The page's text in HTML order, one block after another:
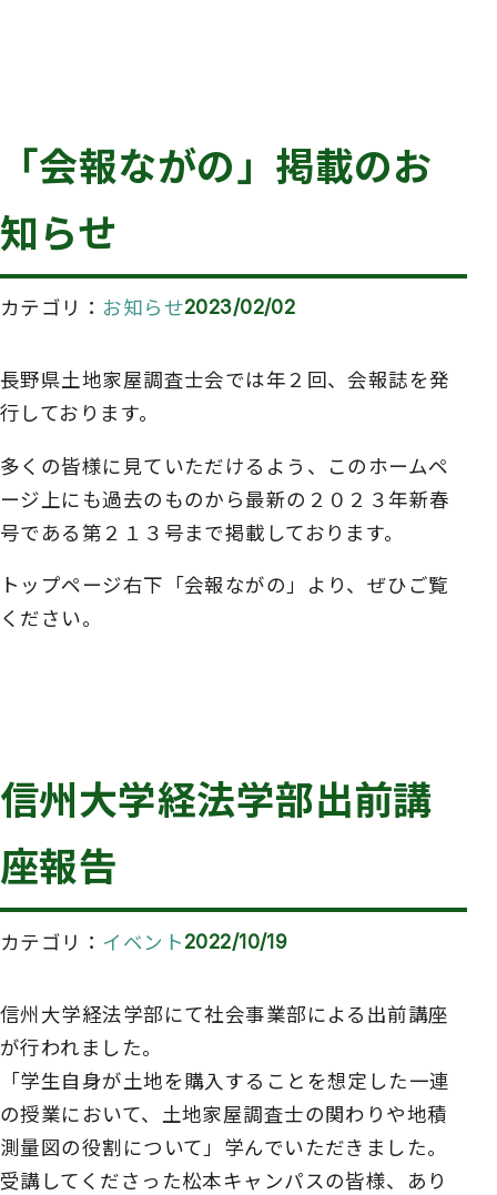
「会報ながの」掲載のお
知らせ
カテゴリ お知らせ2023/02/02
長野県土地家屋調査士会では年２回、会報誌を発
行しております。
多くの皆様に見ていただけるよう、このホームペ
ージ上にも過去のものから最新の２０２３年新春
号である第２１３号まで掲載しております。
トップページ右下「会報ながの」より、ぜひご覧
ください。
信州大学経法学部出前講
座報告
カテゴリ イベント2022/10/19
信州大学経法学部にて社会事業部による出前講座
が行われました。
「学生自身が土地を購入することを想定した一連
の授業において、土地家屋調査士の関わりや地積
測量図の役割について」学んでいただきました。
受講してくださった松本キャンパスの皆様、あり